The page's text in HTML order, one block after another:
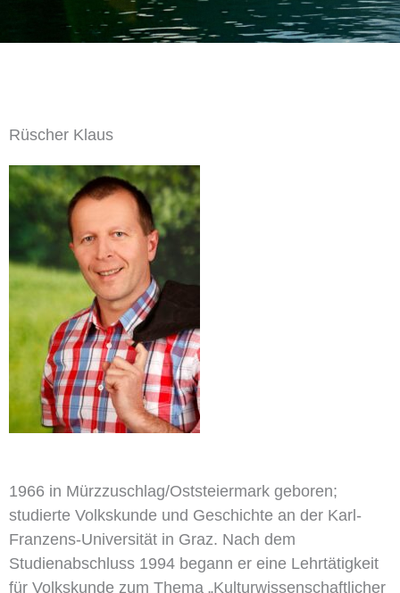
Rüscher Klaus
1966 in Mürzzuschlag/Oststeiermark geboren;
studierte Volkskunde und Geschichte an der Karl-
Franzens-Universität in Graz. Nach dem
Studienabschluss 1994 begann er eine Lehrtätigkeit
für Volkskunde zum Thema „Kulturwissenschaftlicher